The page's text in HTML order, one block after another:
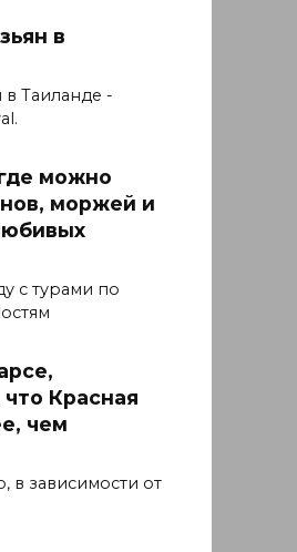
в
Таиланде -
можно
моржей и
с турами по
Красная
чем
в зависимости от